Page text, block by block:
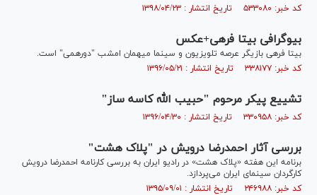
کد خبر: ۵۳۳۰۸۰ تاریخ انتشار : ۱۳۹۸/۰۴/۲۳
بیوگرافی بیتا فرهی+عکس
بیتا فرهی بازیگر عرصه تلویزیون و سینما میهمان امشب "دورهمی" است.
کد خبر: ۳۳۸۱۷۷ تاریخ انتشار : ۱۳۹۶/۰۵/۲۱
تشییع پیکر مرحوم "حبیب الله کاسه ساز"
کد خبر: ۳۳۰۹۵۸ تاریخ انتشار : ۱۳۹۶/۰۴/۳۰
بررسی آثار احمدرضا درویش در "پلاک هشت"
برنامه این هفته «پلاک هشت» در رادیو ایران به بررسی کارنامه احمدرضا درویش
کارگردان سینمای ایران می‌پردازد.
کد خبر: ۲۴۶۹۸۸ تاریخ انتشار : ۱۳۹۵/۰۹/۰۱